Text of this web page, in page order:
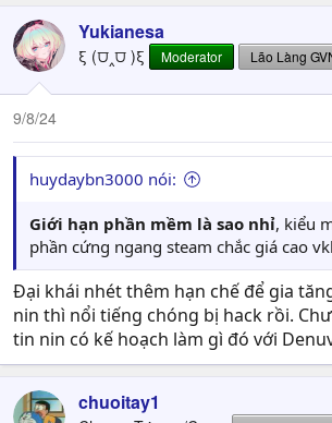
Yukianesa
ξ (⩌‸⩌ )ξ Moderator Lão Làng
9/8/24
huydaybn3000 nói:
Giới hạn phần mềm là sao nhỉ, kiểu
phần cứng ngang steam chắc giá cao
Đại khái nhét thêm hạn chế để gia
nin thì nổi tiếng chóng bị hack rồi.
tin nin có kế hoạch làm gì đó với
chuoitay1